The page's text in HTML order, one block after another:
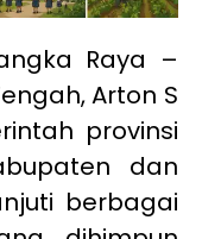
Raya –
Arton S
provinsi
dan
berbagai